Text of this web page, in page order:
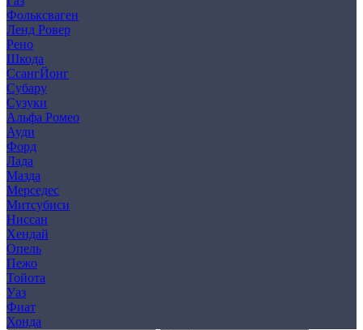
Фольксваген
Ленд Ровер
Рено
Шкода
СсангЙонг
Субару
Сузуки
Альфа Ромео
Ауди
Форд
Лада
Мазда
Мерседес
Митсубиси
Ниссан
Хендай
Опель
Пежо
Тойота
Уаз
Фиат
Хонда